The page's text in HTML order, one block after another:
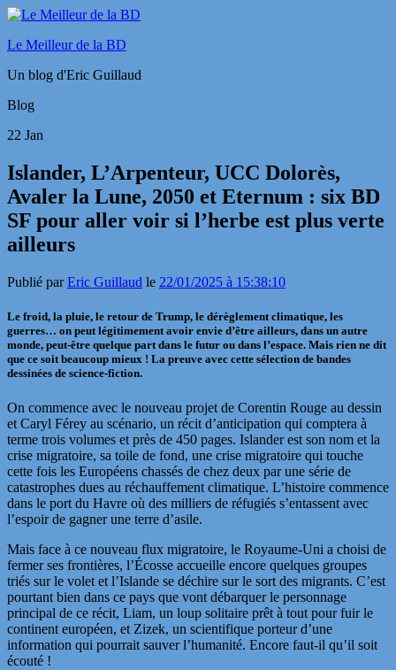
Le Meilleur de la BD
Un blog d'Eric Guillaud
Blog
22 Jan
Islander, L’Arpenteur, UCC Dolorès,
Avaler la Lune, 2050 et Eternum : six BD
SF pour aller voir si l’herbe est plus verte
ailleurs
Publié parEric Guillaud le 22/01/2025 à 15:38:10
Le froid, la pluie, le retour de Trump, le dérèglement climatique, les
guerres… on peut légitimement avoir envie d’être ailleurs, dans un autre
monde, peut-être quelque part dans le futur ou dans l’espace. Mais rien ne dit
que ce soit beaucoup mieux ! La preuve avec cette sélection de bandes
dessinées de science-fiction.
On commence avec le nouveau projet de Corentin Rouge au dessin
et Caryl Férey au scénario, un récit d’anticipation qui comptera à
terme trois volumes et près de 450 pages. Islander est son nom et la
crise migratoire, sa toile de fond, une crise migratoire qui touche
cette fois les Européens chassés de chez deux par une série de
catastrophes dues au réchauffement climatique. L’histoire commence
dans le port du Havre où des milliers de réfugiés s’entassent avec
l’espoir de gagner une terre d’asile.
Mais face à ce nouveau flux migratoire, le Royaume-Uni a choisi de
fermer ses frontières, l’Écosse accueille encore quelques groupes
triés sur le volet et l’Islande se déchire sur le sort des migrants. C’est
pourtant bien dans ce pays que vont débarquer le personnage
principal de ce récit, Liam, un loup solitaire prêt à tout pour fuir le
continent européen, et Zizek, un scientifique porteur d’une
information qui pourrait sauver l’humanité. Encore faut-il qu’il soit
écouté !